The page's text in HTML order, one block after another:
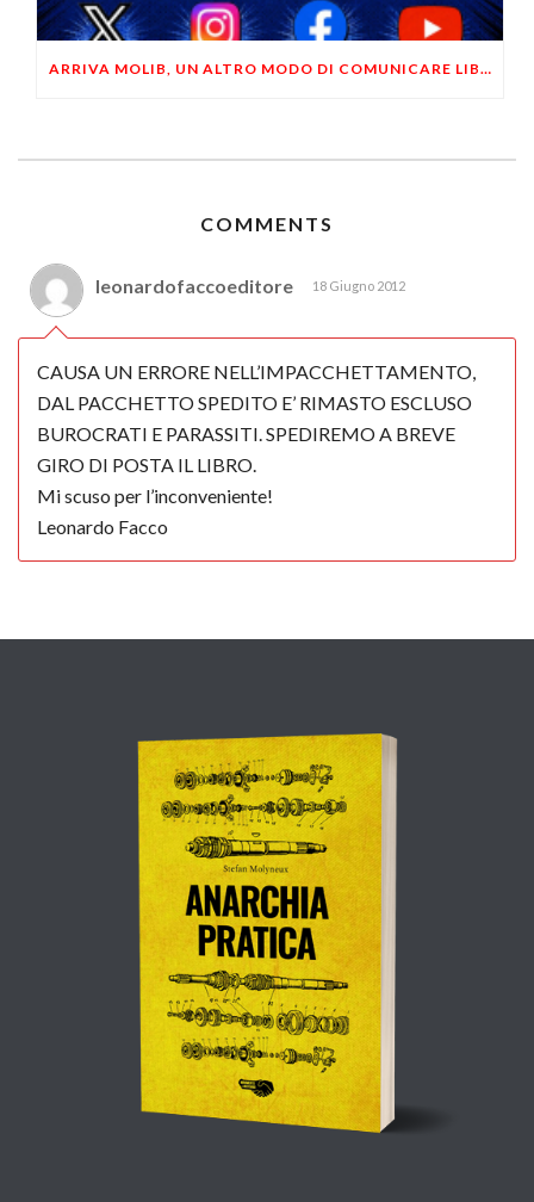
ARRIVA MOLIB, UN ALTRO MODO DI COMUNICARE LIBERTARIO
COMMENTS
leonardofaccoeditore 18 Giugno 2012
CAUSA UN ERRORE NELL’IMPACCHETTAMENTO,
DAL PACCHETTO SPEDITO E’ RIMASTO ESCLUSO
BUROCRATI E PARASSITI. SPEDIREMO A BREVE
GIRO DI POSTA IL LIBRO.
Mi scuso per l’inconveniente!
Leonardo Facco